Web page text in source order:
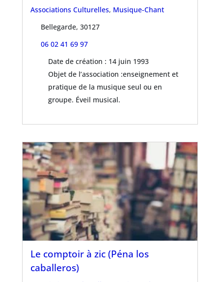
Associations Culturelles, Musique-Chant
Bellegarde, 30127
06 02 41 69 97
Date de création : 14 juin 1993
Objet de l’association :enseignement et
pratique de la musique seul ou en
groupe. Éveil musical.
Le comptoir à zic (Péna los
caballeros)